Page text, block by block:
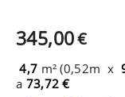
345,00€
4,7 m² (0,52m x
a 73,72 €